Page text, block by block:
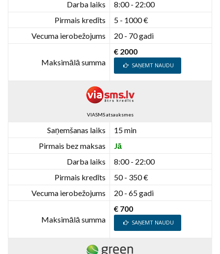
Darba laiks
8:00 - 22:00
Pirmais kredīts
5 - 1000 €
Vecuma ierobežojums
20 - 70 gadi
Maksimālā summa
€ 2000
SAŅEMT NAUDU
VIASMS atsauksmes
Saņemšanas laiks
15 min
Pirmais bez maksas
Jā
Darba laiks
8:00 - 22:00
Pirmais kredīts
50 - 350 €
Vecuma ierobežojums
20 - 65 gadi
Maksimālā summa
€ 700
SAŅEMT NAUDU